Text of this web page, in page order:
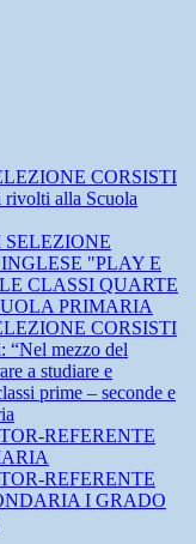
CORSISTI
alla Scuola
"PLAY E
CLASSI QUARTE
PRIMARIA
CORSISTI
“Nel mezzo del
a studiare e
prime – seconde e
REFERENTE
REFERENTE
I GRADO